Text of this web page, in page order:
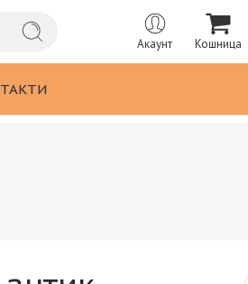
Акаунт Кошница